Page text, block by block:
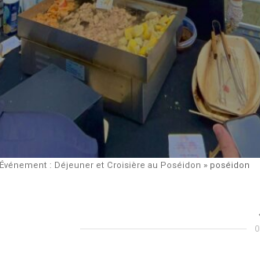
Événement : Déjeuner et Croisière au Poséidon » poséidon